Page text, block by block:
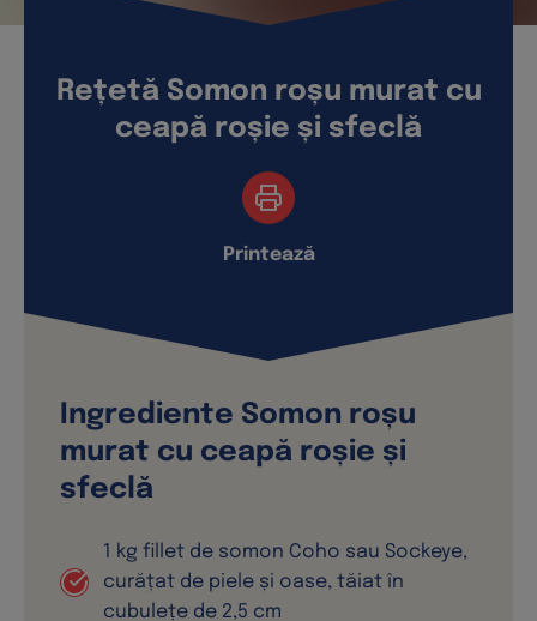
Rețetă Somon roșu murat cu
ceapă roșie și sfeclă
Printează